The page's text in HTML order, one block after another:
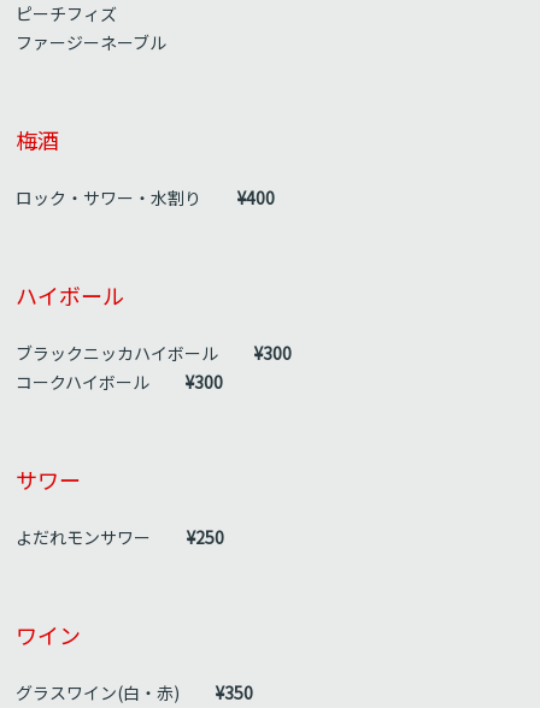
ピーチフィズ
ファージーネーブル
梅酒
ロック・サワー・水割り ¥400
ハイボール
ブラックニッカハイボール
¥300
コークハイボール
¥300
サワー
よだれモンサワー ¥250
ワイン
グラスワイン(白・赤)
¥350